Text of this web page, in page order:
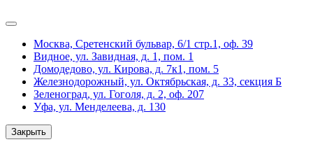
Москва, Сретенский бульвар, 6/1 стр.1, оф. 39
Видное, ул. Завидная, д. 1, пом. 1
Домодедово, ул. Кирова, д. 7к1, пом. 5
Железнодорожный, ул. Октябрьская, д. 33, секция Б
Зеленоград, ул. Гоголя, д. 2, оф. 207
Уфа, ул. Менделеева, д. 130
Закрыть